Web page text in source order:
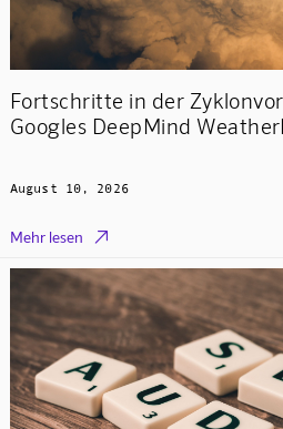
Fortschritte in der
Googles DeepMind
August 10, 2026
Mehr lesen 